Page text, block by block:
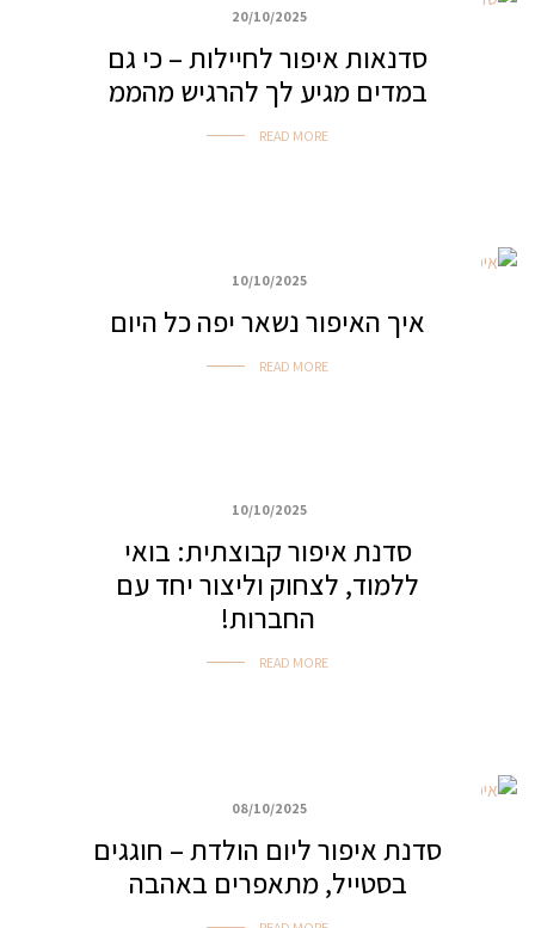
20/10/2025
סדנאות איפור לחיילות – כי גם
במדים מגיע לך להרגיש מהממ
READ MORE
10/10/2025
איך האיפור נשאר יפה כל היום
READ MORE
10/10/2025
סדנת איפור קבוצתית: בואי
ללמוד, לצחוק וליצור יחד עם
החברות!
READ MORE
08/10/2025
סדנת איפור ליום הולדת – חוגגים
בסטייל, מתאפרים באהבה